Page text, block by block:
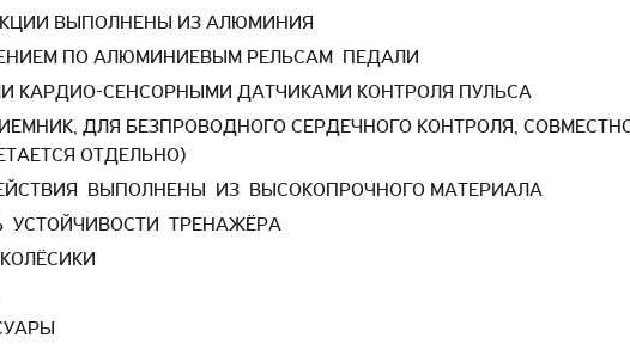
ВЫПОЛНЕНЫ ИЗ АЛЮМИНИЯ
ПО АЛЮМИНИЕВЫМ РЕЛЬСАМ ПЕДАЛИ
КАРДИО-СЕНСОРНЫМИ ДАТЧИКАМИ КОНТРОЛЯ ПУЛЬСА
ДЛЯ БЕЗПРОВОДНОГО СЕРДЕЧНОГО КОНТРОЛЯ,
ОТДЕЛЬНО)
ВЫПОЛНЕНЫ ИЗ ВЫСОКОПРОЧНОГО МАТЕРИАЛА
УСТОЙЧИВОСТИ ТРЕНАЖЁРА